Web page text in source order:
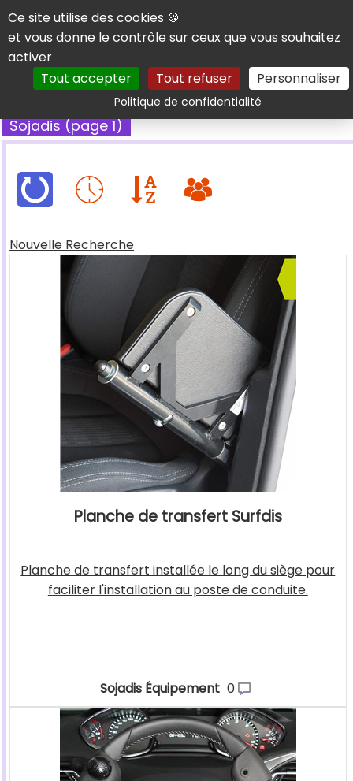
Panneau de gestion des cookies
Ce site utilise des cookies 🍪
et vous donne le contrôle sur ceux que vous souhaitez
activer
Tout accepter
Tout refuser Personnaliser
Politique de confidentialitéRechercher
Sojadis (page 1)
Nouvelle Recherche
Planche de transfert Surfdis
Planche de transfert installée le long du siège pour
faciliter l'installation au poste de conduite.
Sojadis Équipement 0